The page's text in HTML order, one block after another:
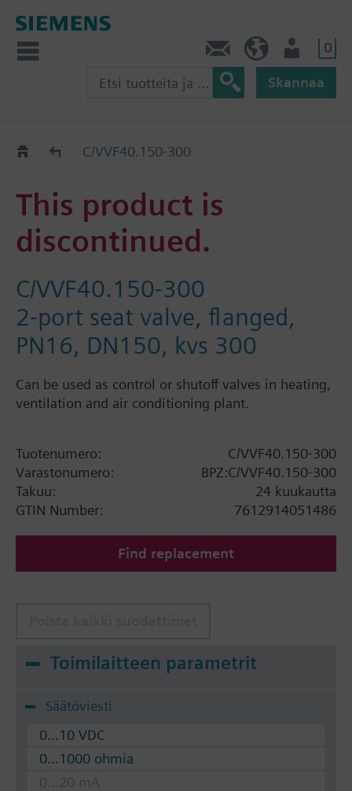
0
Skannaa
Old2NewC/VVF40.150-300
This product is
discontinued.
C/VVF40.150-300
2-port seat valve, flanged,
PN16, DN150, kvs 300
Can be used as control or shutoff valves in heating,
ventilation and air conditioning plant.
Tuotenumero:
C/VVF40.150-300
Varastonumero:
BPZ:C/VVF40.150-300
Takuu:
24 kuukautta
GTIN Number:
7612914051486
Find replacement
Toimilaitteen parametrit
Säätöviesti
0...10 VDC
0...1000 ohmia
0...20 mA